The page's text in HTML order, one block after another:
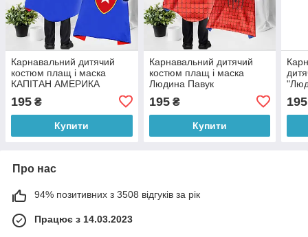
Карнавальний дитячий
костюм плащ і маска
КАПІТАН АМЕРИКА
195 ₴
Купити
Карнавальний дитячий
костюм плащ і маска
Людина Павук
Спайдермен (старий), 2-6
років
195₴
Купити
363)
195
Про нас
94% позитивних з 3508 відгуків за рік
Працює з 14.03.2023